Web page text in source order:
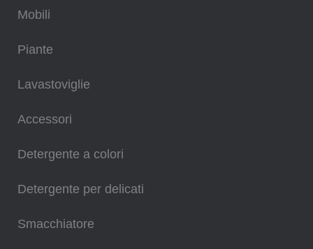
Mobili
Piante
Lavastoviglie
Accessori
Detergente a colori
Detergente per delicati
Smacchiatore